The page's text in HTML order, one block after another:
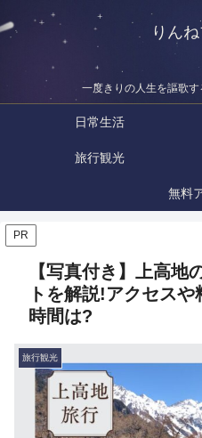
りん
一度きりの人生を謳歌
日常生活
旅行観光
無料
PR
【写真付き】上高地
トを解説!アクセス
時間は?
旅行観光